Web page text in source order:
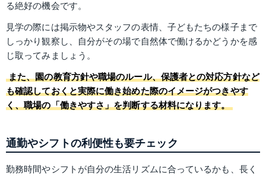
る絶好の機会です。
見学の際には掲示物やスタッフの表情、子どもたちの様子まで
しっかり観察し、自分がその場で自然体で働けるかどうかを感
じ取ってみましょう。
また、園の教育方針や職場のルール、保護者との対応方針など
も確認しておくと実際に働き始めた際のイメージがつきやす
く、職場の「働きやすさ」を判断する材料になります。
通勤やシフトの利便性も要チェック
勤務時間やシフトが自分の生活リズムに合っているかも、長く